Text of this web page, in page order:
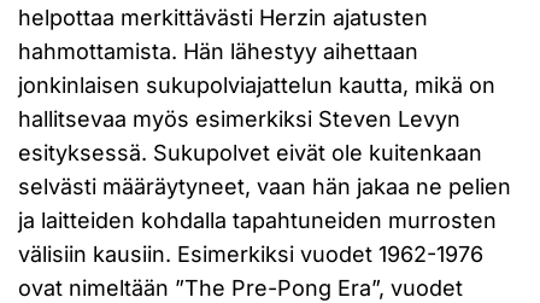
helpottaa merkittävästi Herzin ajatusten
hahmottamista. Hän lähestyy aihettaan
jonkinlaisen sukupolviajattelun kautta, mikä on
hallitsevaa myös esimerkiksi Steven Levyn
esityksessä. Sukupolvet eivät ole kuitenkaan
selvästi määräytyneet, vaan hän jakaa ne pelien
ja laitteiden kohdalla tapahtuneiden murrosten
välisiin kausiin. Esimerkiksi vuodet 1962-1976
ovat nimeltään ”The Pre-Pong Era”, vuodet